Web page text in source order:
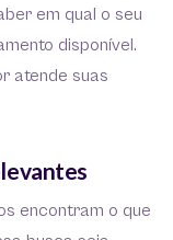
em qual o seu
disponível.
atende suas
encontram o que